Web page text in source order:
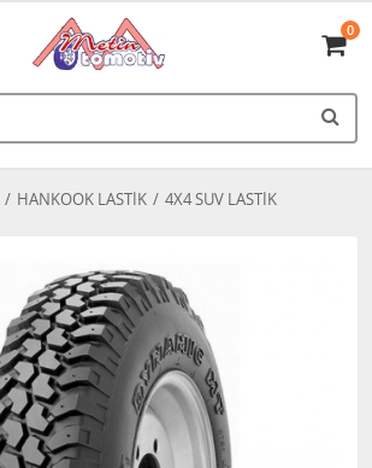
0
HANKOOK LASTİK 4X4 SUV LASTİK